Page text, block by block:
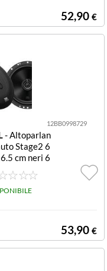
52,90 €
12BB0998729
- Altoparlan
Stage2 6
cm neri 6
53,90 €